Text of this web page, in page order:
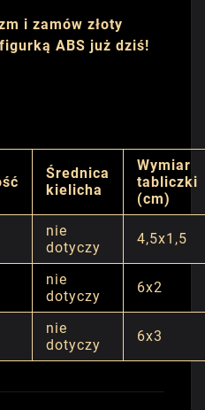
i zamów złoty
ABS już dziś!
Średnica
kielicha
Wymiar
tabliczki
(cm)
nie
dotyczy
4,5x1,5
nie
dotyczy
6x2
nie
dotyczy
6x3